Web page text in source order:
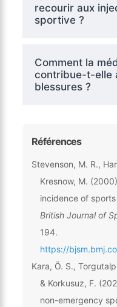
recourir aux
sportive ?
Comment la
contribue-t-elle
blessures ?
Références
Stevenson, M. R.,
Kresnow, M.
incidence of
British Journal of
194.
https://
Kara, Ö. S.,
& Korkusuz, F.
non-emergency